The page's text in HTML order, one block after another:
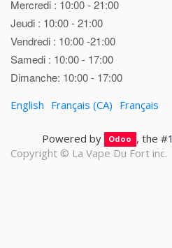
Mercredi : 10:00 - 21:00
Jeudi : 10:00 - 21:00
Vendredi : 10:00 -21:00
Samedi : 10:00 - 17:00
Dimanche: 10:00 - 17:00
English Français (CA) Français
Powered by Odoo , the #1
Copyright © La Vape Du Fort inc.